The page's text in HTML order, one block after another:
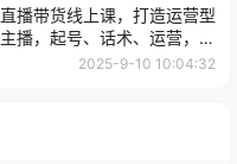
直播带货线上课，打造运营型
主播，起号、话术、运营，直
播带货全方案系统化学习
2025-9-10 10:04:32